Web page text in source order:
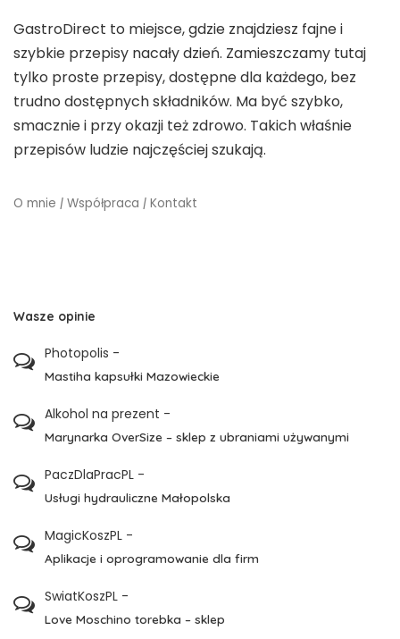
GastroDirect to miejsce, gdzie znajdziesz fajne i
szybkie przepisy nacały dzień. Zamieszczamy tutaj
tylko proste przepisy, dostępne dla każdego, bez
trudno dostępnych składników. Ma być szybko,
smacznie i przy okazji też zdrowo. Takich właśnie
przepisów ludzie najczęściej szukają.
O mnie | Współpraca | Kontakt
Wasze opinie
Photopolis -
Mastiha kapsułki Mazowieckie
Alkohol na prezent -
Marynarka OverSize – sklep z ubraniami używanymi
PaczDlaPracPL -
Usługi hydrauliczne Małopolska
MagicKoszPL -
Aplikacje i oprogramowanie dla firm
SwiatKoszPL -
Love Moschino torebka – sklep